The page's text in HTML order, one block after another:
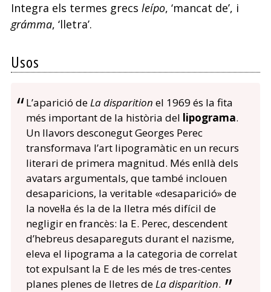
Integra els termes grecs leípo, ‘mancat de’, i
grámma, ‘lletra’.
Usos
L’aparició deLa disparition el 1969 és la fita
més important de la història del lipograma.
Un llavors desconegut Georges Perec
transformava l’art lipogramàtic en un recurs
literari de primera magnitud. Més enllà dels
avatars argumentals, que també inclouen
desaparicions, la veritable «desaparició» de
la novel·la és la de la lletra més difícil de
negligir en francès: la E. Perec, descendent
d’hebreus desapareguts durant el nazisme,
eleva el lipograma a la categoria de correlat
tot expulsant la E de les més de tres-centes
planes plenes de lletres deLa disparition.